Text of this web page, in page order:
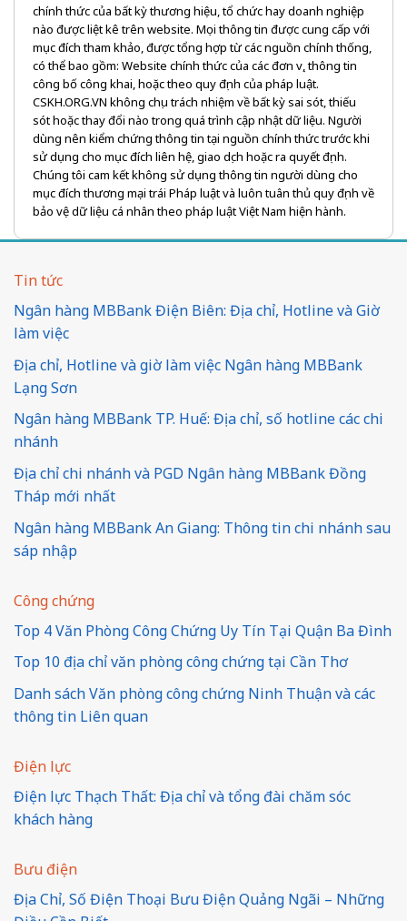
chính thức của bất kỳ thương hiệu, tổ chức hay doanh nghiệp
nào được liệt kê trên website. Mọi thông tin được cung cấp với
mục đích tham khảo, được tổng hợp từ các nguồn chính thống,
có thể bao gồm: Website chính thức của các đơn vị, thông tin
công bố công khai, hoặc theo quy định của pháp luật.
CSKH.ORG.VN không chịu trách nhiệm về bất kỳ sai sót, thiếu
sót hoặc thay đổi nào trong quá trình cập nhật dữ liệu. Người
dùng nên kiểm chứng thông tin tại nguồn chính thức trước khi
sử dụng cho mục đích liên hệ, giao dịch hoặc ra quyết định.
Chúng tôi cam kết không sử dụng thông tin người dùng cho
mục đích thương mại trái Pháp luật và luôn tuân thủ quy định về
bảo vệ dữ liệu cá nhân theo pháp luật Việt Nam hiện hành.
Tin tức
Ngân hàng MBBank Điện Biên: Địa chỉ, Hotline và Giờ
làm việc
Địa chỉ, Hotline và giờ làm việc Ngân hàng MBBank
Lạng Sơn
Ngân hàng MBBank TP. Huế: Địa chỉ, số hotline các chi
nhánh
Địa chỉ chi nhánh và PGD Ngân hàng MBBank Đồng
Tháp mới nhất
Ngân hàng MBBank An Giang: Thông tin chi nhánh sau
sáp nhập
Công chứng
Top 4 Văn Phòng Công Chứng Uy Tín Tại Quận Ba Đình
Top 10 địa chỉ văn phòng công chứng tại Cần Thơ
Danh sách Văn phòng công chứng Ninh Thuận và các
thông tin Liên quan
Điện lực
Điện lực Thạch Thất: Địa chỉ và tổng đài chăm sóc
khách hàng
Bưu điện
Địa Chỉ, Số Điện Thoại Bưu Điện Quảng Ngãi – Những